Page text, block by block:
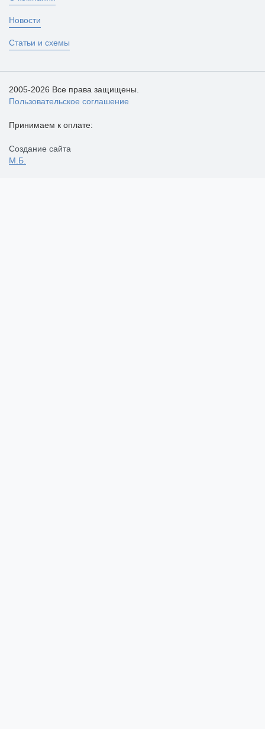
Новости
Статьи и схемы
2005-2026 Все права защищены.
Пользовательское соглашение
Принимаем к оплате:
Создание сайта
М.Б.